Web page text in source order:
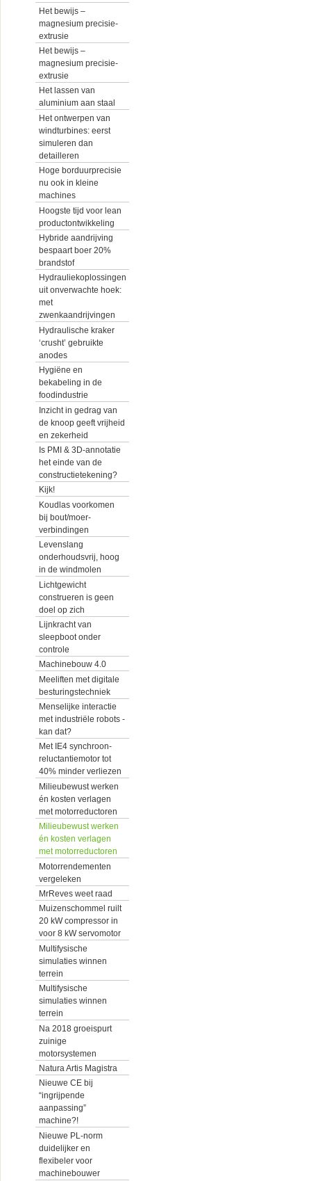
Het bewijs –
magnesium precisie-
extrusie
Het bewijs –
magnesium precisie-
extrusie
Het lassen van
aluminium aan staal
Het ontwerpen van
windturbines: eerst
simuleren dan
detailleren
Hoge borduurprecisie
nu ook in kleine
machines
Hoogste tijd voor lean
productontwikkeling
Hybride aandrijving
bespaart boer 20%
brandstof
Hydrauliekoplossingen
uit onverwachte hoek:
met
zwenkaandrijvingen
Hydraulische kraker
‘crusht’ gebruikte
anodes
Hygiëne en
bekabeling in de
foodindustrie
Inzicht in gedrag van
de knoop geeft vrijheid
en zekerheid
Is PMI & 3D-annotatie
het einde van de
constructietekening?
Kijk!
Koudlas voorkomen
bij bout/moer-
verbindingen
Levenslang
onderhoudsvrij, hoog
in de windmolen
Lichtgewicht
construeren is geen
doel op zich
Lijnkracht van
sleepboot onder
controle
Machinebouw 4.0
Meeliften met digitale
besturingstechniek
Menselijke interactie
met industriële robots -
kan dat?
Met IE4 synchroon-
reluctantiemotor tot
40% minder verliezen
Milieubewust werken
én kosten verlagen
met motorreductoren
Milieubewust werken
én kosten verlagen
met motorreductoren
Motorrendementen
vergeleken
MrReves weet raad
Muizenschommel ruilt
20 kW compressor in
voor 8 kW servomotor
Multifysische
simulaties winnen
terrein
Multifysische
simulaties winnen
terrein
Na 2018 groeispurt
zuinige
motorsystemen
Natura Artis Magistra
Nieuwe CE bij
“ingrijpende
aanpassing”
machine?!
Nieuwe PL-norm
duidelijker en
flexibeler voor
machinebouwer